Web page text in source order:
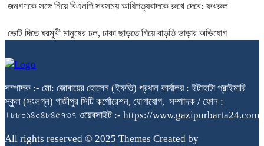
জনগণকে সঙ্গে নিয়ে বিএনপি সবসময় আধিপত্যবাদকে রুখে দেবে: ফখরুল
ভোট দিতে ঘরমুখী মানুষের ঢল, ঢাকা ছাড়তে গিয়ে বাড়তি ভাড়ার অভিযোগ
সম্পাদক :- মো: জোবায়ের হোসেন (ইফতি) প্রধান কার্যালয় : ইটাহাটা প্রাইমারি
স্কুল (সংলগ্ন) গাজীপুর সিটি কর্পোরেশন, যোগাযোগ, সম্পাদক / ফোন :
+৮৮০১৪০৪৮৪৫৭৩৭ ওয়েবসাইট :- https://www.gazipurbarta24.com
All rights reserved © 2025 Themes Created by